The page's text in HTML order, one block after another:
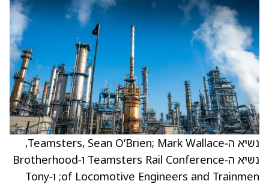
נשיא ה‑Teamsters, Sean O’Brien; Mark Wallace,
נשיא ה‑Teamsters Rail Conference ו‑Brotherhood
of Locomotive Engineers and Trainmen; ו‑Tony